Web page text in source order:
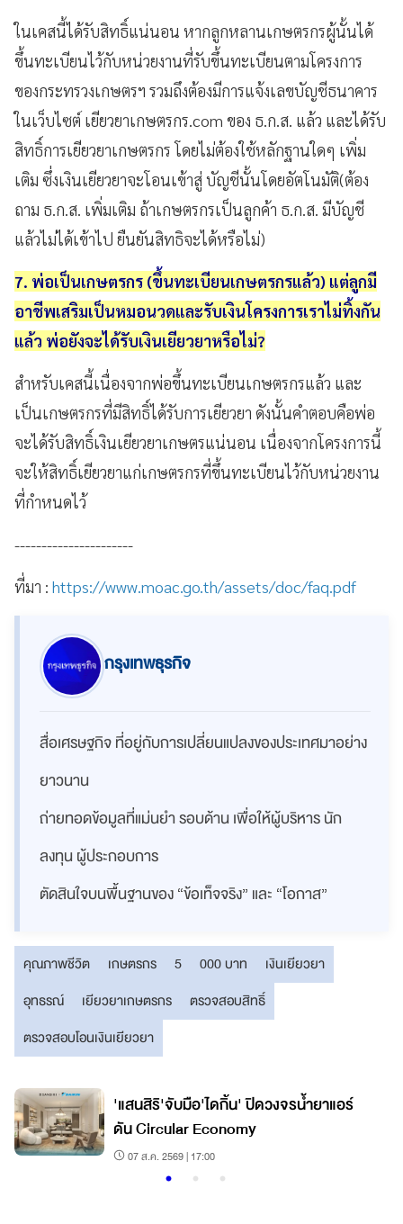
ในเคสนี้ได้รับสิทธิ์แน่นอน หากลูกหลานเกษตรกรผู้นั้นได้
ขึ้นทะเบียนไว้กับหน่วยงานที่รับขึ้นทะเบียนตามโครงการ
ของกระทรวงเกษตรฯ รวมถึงต้องมีการแจ้งเลขบัญชีธนาคาร
ในเว็บไซต์ เยียวยาเกษตรกร.com ของ ธ.ก.ส. แล้ว และได้รับ
สิทธิ์การเยียวยาเกษตรกร โดยไม่ต้องใช้หลักฐานใดๆ เพิ่ม
เติม ซึ่งเงินเยียวยาจะโอนเข้าสู่ บัญชีนั้นโดยอัตโนมัติ(ต้อง
ถาม ธ.ก.ส. เพิ่มเติม ถ้าเกษตรกรเป็นลูกค้า ธ.ก.ส. มีบัญชี
แล้วไม่ได้เข้าไป ยืนยันสิทธิจะได้หรือไม่)
7. พ่อเป็นเกษตรกร (ขึ้นทะเบียนเกษตรกรแล้ว) แต่ลูกมี
อาชีพเสริมเป็นหมอนวดและรับเงินโครงการเราไม่ทิ้งกัน
แล้ว พ่อยังจะได้รับเงินเยียวยาหรือไม่?
สำหรับเคสนี้เนื่องจากพ่อขึ้นทะเบียนเกษตรกรแล้ว และ
เป็นเกษตรกรที่มีสิทธิ์ได้รับการเยียวยา ดังนั้นคำตอบคือพ่อ
จะได้รับสิทธิ์เงินเยียวยาเกษตรแน่นอน เนื่องจากโครงการนี้
จะให้สิทธิ์เยียวยาแก่เกษตรกรที่ขึ้นทะเบียนไว้กับหน่วยงาน
ที่กำหนดไว้
----------------------
ที่มา : https://www.moac.go.th/assets/doc/faq.pdf
กรุงเทพธุรกิจ
สื่อเศรษฐกิจ ที่อยู่กับการเปลี่ยนแปลงของประเทศมาอย่าง
ยาวนาน
ถ่ายทอดข้อมูลที่แม่นยำ รอบด้าน เพื่อให้ผู้บริหาร นัก
ลงทุน ผู้ประกอบการ
ตัดสินใจบนพื้นฐานของ “ข้อเท็จจริง” และ “โอกาส”
คุณภาพชีวิต เกษตรกร 5 000 บาท
เงินเยียวยา
อุทธรณ์
เยียวยาเกษตรกร
ตรวจสอบสิทธิ์
ตรวจสอบโอนเงินเยียวยา
'แสนสิริ'จับมือ'ไดกิ้น' ปิดวงจรน้ำยาแอร์
ดัน Circular Economy
07 ส.ค. 2569 | 17:00